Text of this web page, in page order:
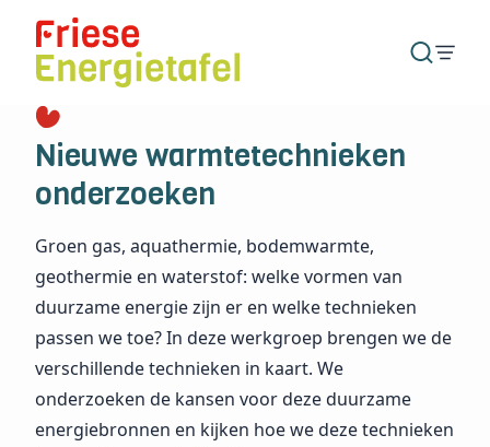
Nieuwe warmtetechnieken
onderzoeken
Groen gas, aquathermie, bodemwarmte,
geothermie en waterstof: welke vormen van
duurzame energie zijn er en welke technieken
passen we toe? In deze werkgroep brengen we de
verschillende technieken in kaart. We
onderzoeken de kansen voor deze duurzame
energiebronnen en kijken hoe we deze technieken